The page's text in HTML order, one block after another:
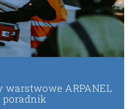
warstwowe ARPANEL